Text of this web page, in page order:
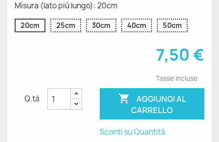
Misura (lato più lungo): 20cm
20cm 25cm 30cm 40cm 50cm
7,50 €
Tasse incluse
Q.tà 
CARRELLO
Sconti su Quantità